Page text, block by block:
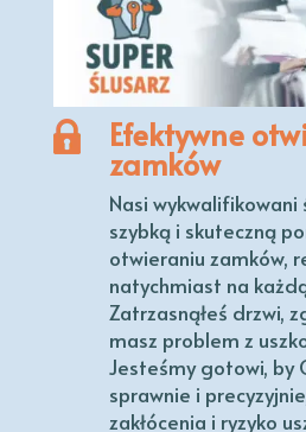
Efektywne
zamków
Nasi
szybką i skuteczną
otwieraniu zamków,
natychmiast na
Zatrzasnąłeś drzwi,
masz problem z
Jesteśmy gotowi, by
sprawnie i
zakłócenia i ryzyko